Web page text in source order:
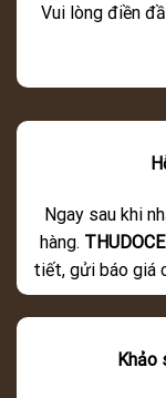
Vui lòng điền
Ngay sau khi
hàng.
tiết, gửi báo giá
Khảo